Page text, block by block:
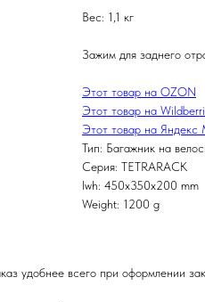
Вес: 1,1 кг
Зажим для заднего
Этот товар на OZON
Этот товар на
Этот товар на Яндекс
Тип: Багажник на
Серия: TETRARACK
lwh: 450x350x200 mm
Weight: 1200 g
удобнее всего при оформлении